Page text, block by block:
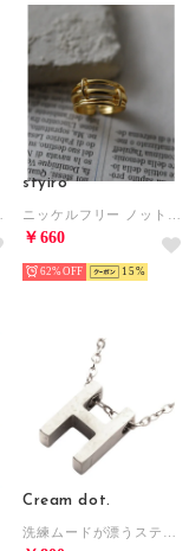
styiro
￥660
62% 15
Cream dot.